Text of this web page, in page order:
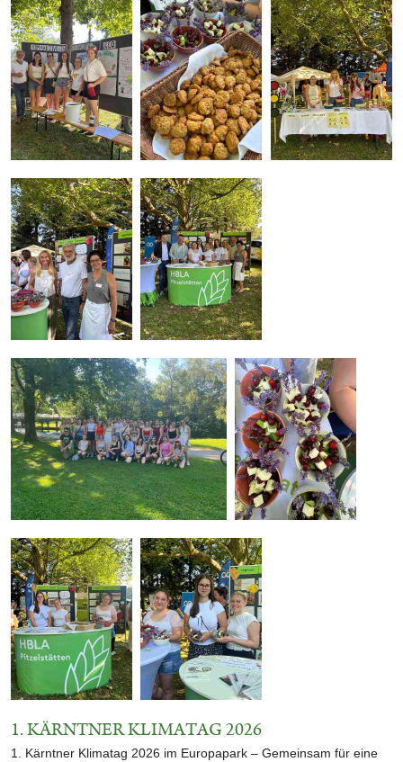
1. KÄRNTNER KLIMATAG 2026
1. Kärntner Klimatag 2026 im Europapark – Gemeinsam für eine